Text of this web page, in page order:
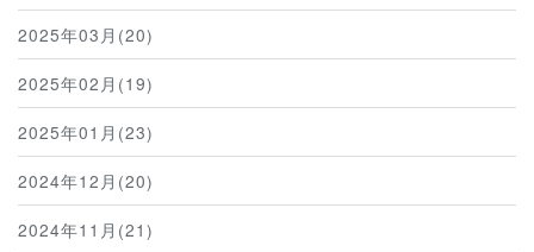
2025年03月(20)
2025年02月(19)
2025年01月(23)
2024年12月(20)
2024年11月(21)